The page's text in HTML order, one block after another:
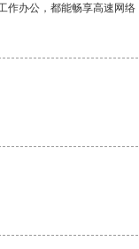
办公，都能畅享高速网